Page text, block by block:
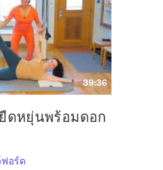
39:36
ดหยุ่นพร้อมดอก
อร์ด